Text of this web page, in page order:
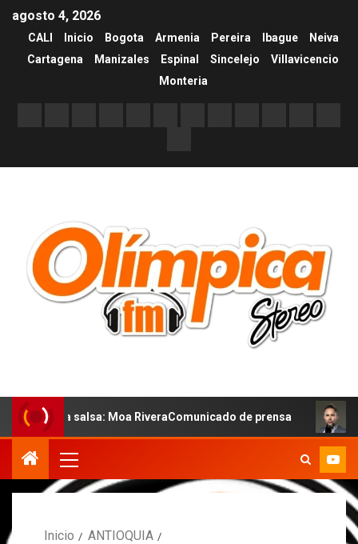
agosto 4, 2026
CALI Inicio Bogota Armenia Pereira Ibague
Neiva
Cartagena
Manizales Espinal Sincelejo
Villavicencio
Monteria
salsa: Moa RiveraComunicado de prensa MARCOS
Inicio
ANTIOQUIA